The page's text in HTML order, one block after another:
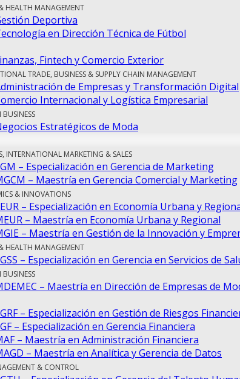
HEALTH MANAGEMENT
Deportiva
en Dirección Técnica de Fútbol
Fintech y Comercio Exterior
TRADE, BUSINESS & SUPPLY CHAIN MANAGEMENT
de Empresas y Transformación Digital
Internacional y Logística Empresarial
Estratégicos de Moda
INTERNATIONAL MARKETING & SALES
– Especialización en Gerencia de Marketing
– Maestría en Gerencia Comercial y Marketing
& INNOVATIONS
– Especialización en Economía Urbana y
– Maestría en Economía Urbana y Regional
– Maestría en Gestión de la Innovación y
HEALTH MANAGEMENT
– Especialización en Gerencia en Servicios de
– Maestría en Dirección de Empresas de
– Especialización en Gestión de Riesgos
– Especialización en Gerencia Financiera
– Maestría en Administración Financiera
– Maestría en Analítica y Gerencia de Datos
& CONTROL